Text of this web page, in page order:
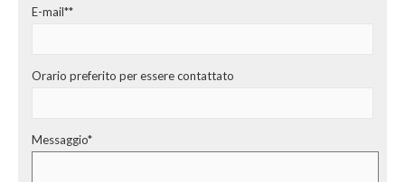
E-mail**
Orario preferito per essere contattato
Messaggio*